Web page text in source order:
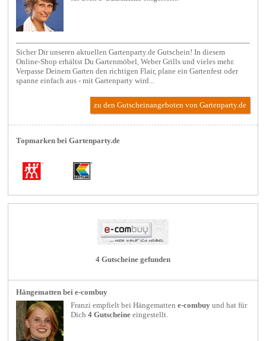
Sicher Dir unseren aktuellen Gartenparty.de Gutschein! In diesem
Online-Shop erhältst Du Gartenmöbel, Weber Grills und vieles mehr.
Verpasse Deinem Garten den richtigen Flair, plane ein Gartenfest oder
spanne einfach aus - mit Gartenparty wird...
zu den Gutscheinangeboten von Gartenparty.de
Topmarken bei Gartenparty.de
4 Gutscheine gefunden
Hängematten bei e-combuy
Franzi empfielt beiHängematten e-combuy und hat für
Dich4 Gutscheine eingestellt.